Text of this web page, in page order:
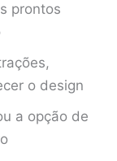
prontos
o design
a opção de